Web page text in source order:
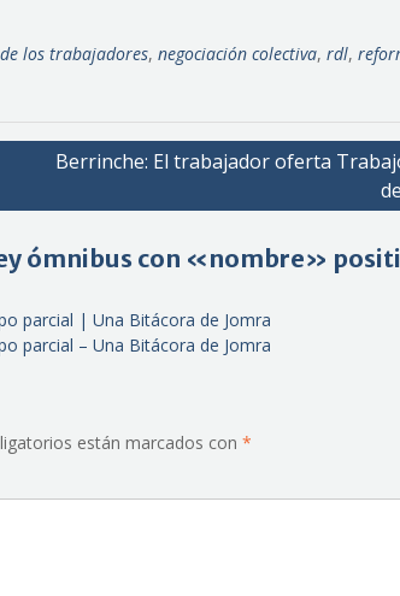
los trabajadores, negociación colectiva, rdl,
Berrinche: El trabajador oferta
ómnibus con «nombre»
parcial | Una Bitácora de Jomra
parcial – Una Bitácora de Jomra
están marcados con *